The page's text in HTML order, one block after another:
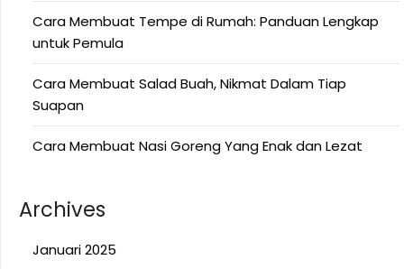
Cara Membuat Tempe di Rumah: Panduan Lengkap
untuk Pemula
Cara Membuat Salad Buah, Nikmat Dalam Tiap
Suapan
Cara Membuat Nasi Goreng Yang Enak dan Lezat
Archives
Januari 2025